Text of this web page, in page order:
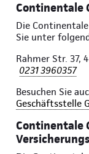
Continentale
Die
Sie unter
Rahmer Str. 37,
0231 3960357
Besuchen Sie
Geschäftsstelle
Continentale